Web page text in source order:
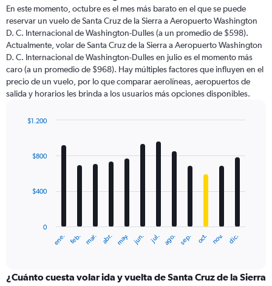
The
chart
has
1
Y
axis
displaying
values.
to
En este momento, octubre es el mes más barato en el que se puede
reservar un vuelo de Santa Cruz de la Sierra a Aeropuerto Washington
D. C. Internacional de Washington-Dulles (a un promedio de $598).
Actualmente, volar de Santa Cruz de la Sierra a Aeropuerto Washington
D. C. Internacional de Washington-Dulles en julio es el momento más
caro (a un promedio de $968). Hay múltiples factores que influyen en el
precio de un vuelo, por lo que comparar aerolíneas, aeropuertos de
salida y horarios les brinda a los usuarios más opciones disponibles.
with
The
categories.
ene. feb. mar. abr. may. jun. jul. ago. sep. oct. nov. dic.
0
$400
$800
$1.200
¿Cuánto cuesta volar ida y vuelta de Santa Cruz de la Sierra